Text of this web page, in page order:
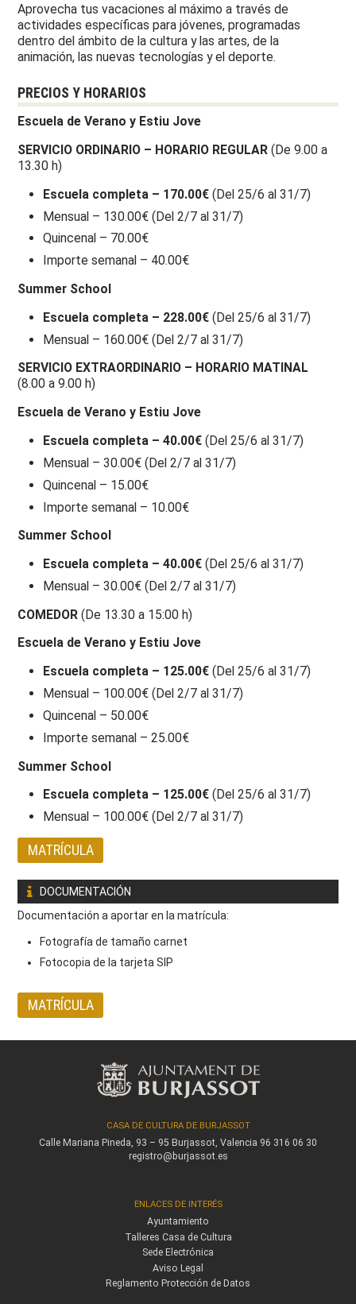
Aprovecha tus vacaciones al máximo a través de
actividades específicas para jóvenes, programadas
dentro del ámbito de la cultura y las artes, de la
animación, las nuevas tecnologías y el deporte.
PRECIOS Y HORARIOS
Escuela de Verano y Estiu Jove
SERVICIO ORDINARIO – HORARIO REGULAR (De 9.00 a
13.30 h)
Escuela completa – 170.00€ (Del 25/6 al 31/7)
Mensual – 130.00€ (Del 2/7 al 31/7)
Quincenal – 70.00€
Importe semanal – 40.00€
Summer School
Escuela completa – 228.00€ (Del 25/6 al 31/7)
Mensual – 160.00€ (Del 2/7 al 31/7)
SERVICIO EXTRAORDINARIO – HORARIO MATINAL
(8.00 a 9.00 h)
Escuela de Verano y Estiu Jove
Escuela completa – 40.00€ (Del 25/6 al 31/7)
Mensual – 30.00€ (Del 2/7 al 31/7)
Quincenal – 15.00€
Importe semanal – 10.00€
Summer School
Escuela completa – 40.00€ (Del 25/6 al 31/7)
Mensual – 30.00€ (Del 2/7 al 31/7)
COMEDOR (De 13.30 a 15:00 h)
Escuela de Verano y Estiu Jove
Escuela completa – 125.00€ (Del 25/6 al 31/7)
Mensual – 100.00€ (Del 2/7 al 31/7)
Quincenal – 50.00€
Importe semanal – 25.00€
Summer School
Escuela completa – 125.00€ (Del 25/6 al 31/7)
Mensual – 100.00€ (Del 2/7 al 31/7)
MATRÍCULA
DOCUMENTACIÓN
Documentación a aportar en la matrícula:
Fotografía de tamaño carnet
Fotocopia de la tarjeta SIP
MATRÍCULA
CASA DE CULTURA DE BURJASSOT
Calle Mariana Pineda, 93 – 95 Burjassot, Valencia 96 316 06 30
registro@burjassot.es
ENLACES DE INTERÉS
Ayuntamiento
Talleres Casa de Cultura
Sede Electrónica
Aviso Legal
Reglamento Protección de Datos